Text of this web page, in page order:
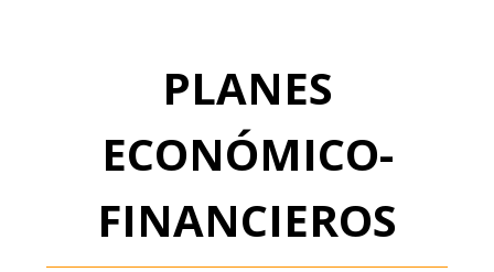
PLANES
ECONÓMICO-
FINANCIEROS